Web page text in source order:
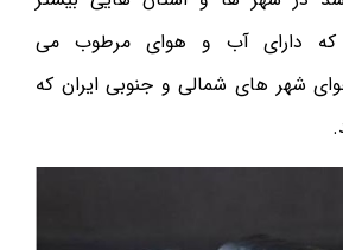
که دارای آب و هوای مرطوب می
شهر های شمالی و جنوبی ایران که